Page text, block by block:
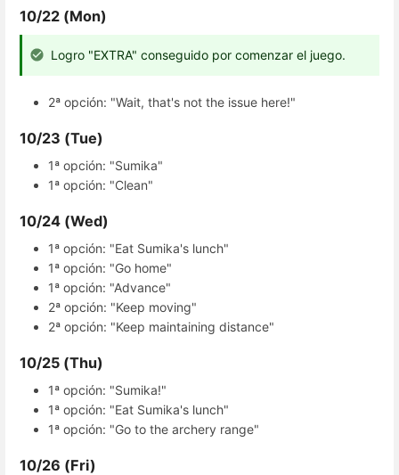
10/22 (Mon)
Logro "EXTRA" conseguido por comenzar el juego.
2ª opción: "Wait, that's not the issue here!"
10/23 (Tue)
1ª opción: "Sumika"
1ª opción: "Clean"
10/24 (Wed)
1ª opción: "Eat Sumika's lunch"
1ª opción: "Go home"
1ª opción: "Advance"
2ª opción: "Keep moving"
2ª opción: "Keep maintaining distance"
10/25 (Thu)
1ª opción: "Sumika!"
1ª opción: "Eat Sumika's lunch"
1ª opción: "Go to the archery range"
10/26 (Fri)